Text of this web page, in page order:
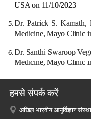
USA on 11/10/2023
Dr. Patrick S. Kamath,
Medicine, Mayo Clinic
Dr. Santhi Swaroop
Medicine, Mayo Clinic
हमसे संपर्क करें
अखिल भारतीय आयुर्विज्ञान